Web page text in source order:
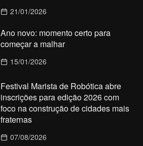
21/01/2026
Ano novo: momento certo para
começar a malhar
15/01/2026
Festival Marista de Robótica abre
inscrições para edição 2026 com
foco na construção de cidades mais
fraternas
07/08/2026